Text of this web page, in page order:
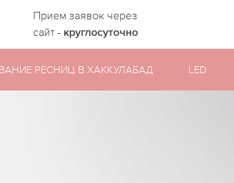
Прием заявок через
сайт - круглосуточно
РЕСНИЦ В ХАККУЛАБАД LED